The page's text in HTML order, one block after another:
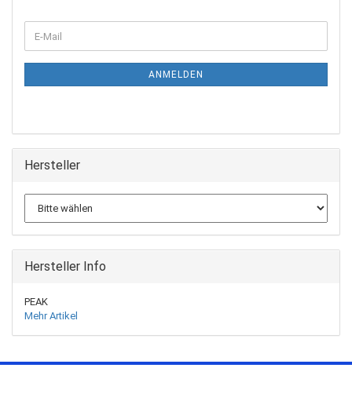
ANMELDEN
Hersteller
Hersteller Info
PEAK
Mehr Artikel